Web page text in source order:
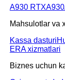
A930 RTXA930
Mahsulotlar va
Kassa dasturi
ERA xizmatlari
Biznes uchun